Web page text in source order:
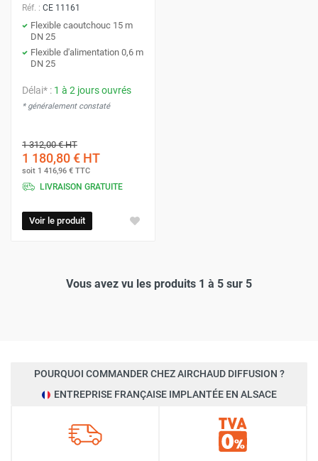
Réf. : CE 11161
Flexible caoutchouc 15 m
DN 25
Flexible d'alimentation 0,6 m
DN 25
Délai* : 1 à 2 jours ouvrés
* généralement constaté
1 312,00 €HT
1 180,80 € HT
soit 1 416,96 € TTC
LIVRAISON GRATUITE
Voir le produit
Vous avez vu les produits 1 à 5 sur 5
POURQUOI COMMANDER CHEZ AIRCHAUD DIFFUSION ?
ENTREPRISE FRANÇAISE IMPLANTÉE EN ALSACE